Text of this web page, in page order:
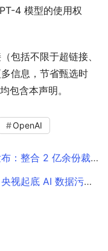
4 模型的使用权
包括不限于超链接、
信息，节省甄选时
包含本声明。
OpenAI
裁判文书、420 万余部法律法规
起底 AI 数据污染乱象